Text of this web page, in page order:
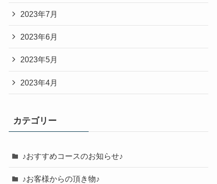
2023年7月
2023年6月
2023年5月
2023年4月
カテゴリー
♪おすすめコースのお知らせ♪
♪お客様からの頂き物♪